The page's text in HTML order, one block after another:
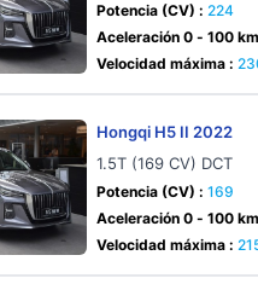
Potencia (CV) : 224
Aceleración 0 - 100
Velocidad máxima :
Hongqi H5 II 2022
1.5T (169 CV) DCT
Potencia (CV) : 169
Aceleración 0 - 100
Velocidad máxima :